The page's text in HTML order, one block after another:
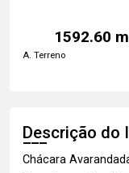
1592.60
A. Terreno
Descrição do
Chácara